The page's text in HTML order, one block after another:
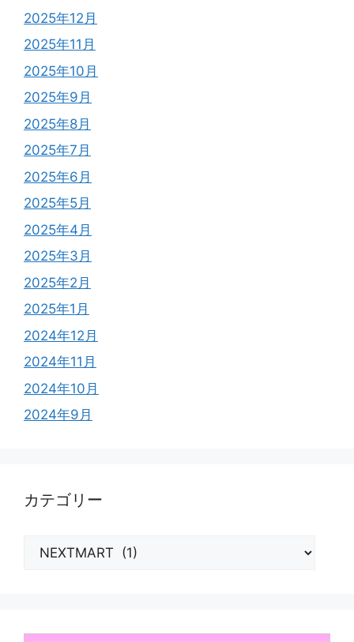
2025年12月
2025年11月
2025年10月
2025年9月
2025年8月
2025年7月
2025年6月
2025年5月
2025年4月
2025年3月
2025年2月
2025年1月
2024年12月
2024年11月
2024年10月
2024年9月
カテゴリー